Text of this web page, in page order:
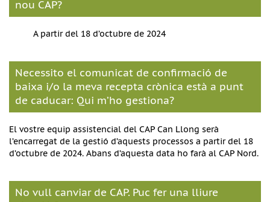
nou CAP?
A partir del 18 d’octubre de 2024
Necessito el comunicat de confirmació de
baixa i/o la meva recepta crònica està a punt
de caducar: Qui m’ho gestiona?
El vostre equip assistencial del CAP Can Llong serà
l’encarregat de la gestió d’aquests processos a partir del 18
d’octubre de 2024. Abans d’aquesta data ho farà al CAP Nord.
No vull canviar de CAP. Puc fer una lliure